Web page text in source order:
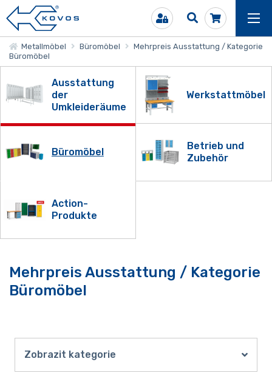
Metallmöbel Büromöbel
Mehrpreis Ausstattung / Kategorie
Büromöbel
Ausstattung
der
Umkleideräume
Werkstattmöbel
Büromöbel
Betrieb und
Zubehör
Action-
Produkte
Mehrpreis Ausstattung / Kategorie
Büromöbel
Zobrazit kategorie